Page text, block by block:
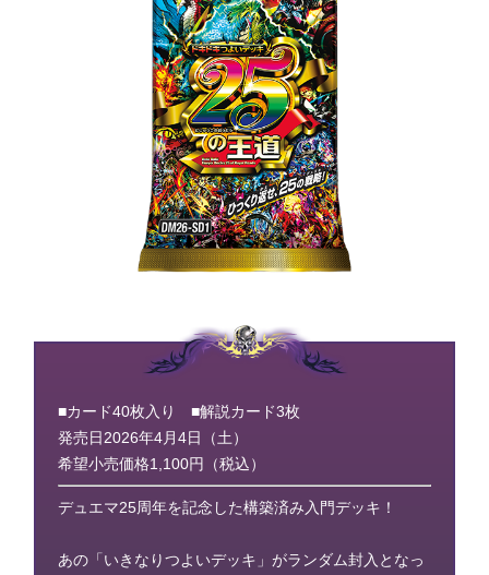
■カード40枚入り ■解説カード3枚
発売日2026年4月4日（土）
希望小売価格1,100円（税込）
デュエマ25周年を記念した構築済み入門デッキ！
あの「いきなりつよいデッキ」がランダム封入となっ